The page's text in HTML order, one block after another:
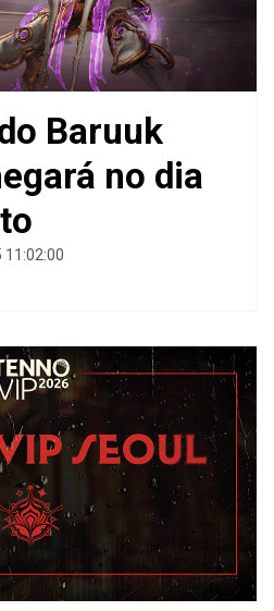
Baruuk
no dia